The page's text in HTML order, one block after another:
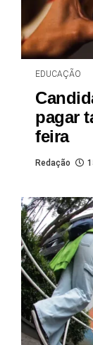
EDUCAÇÃO
pagar
feira
Redação